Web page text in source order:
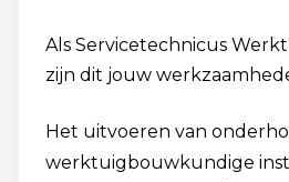
Als Servicetechnicus
zijn dit jouw
Het uitvoeren van
werktuigbouwkundige